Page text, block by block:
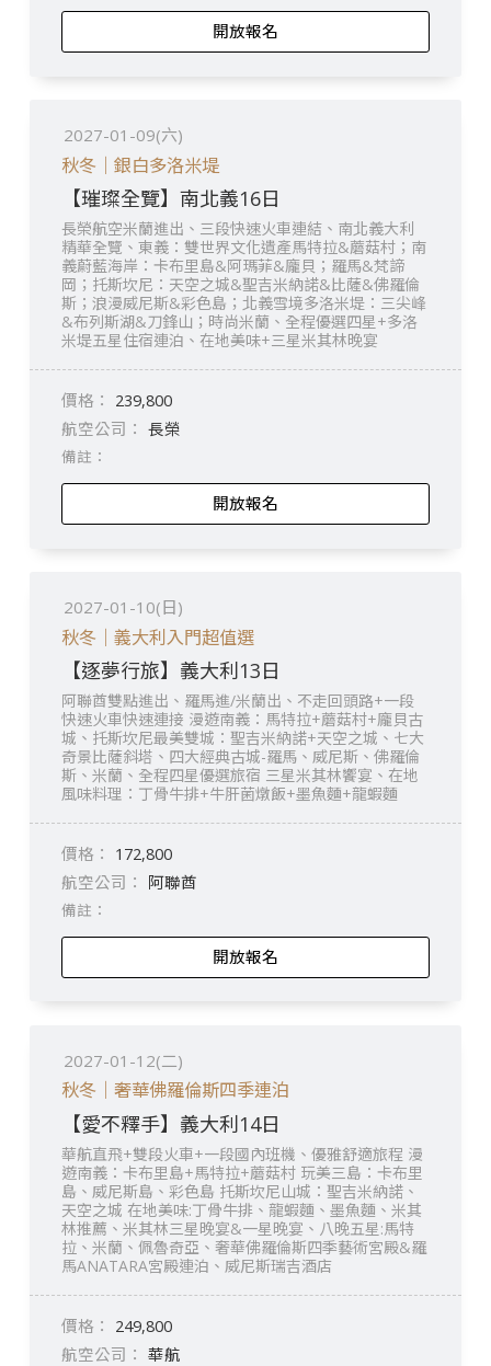
開放報名
2027-01-09(六)
秋冬｜銀白多洛米堤
【璀璨全覽】南北義16日
長榮航空米蘭進出、三段快速火車連結、南北義大利
精華全覽、東義：雙世界文化遺產馬特拉&蘑菇村；南
義蔚藍海岸：卡布里島&阿瑪菲&龐貝；羅馬&梵諦
岡；托斯坎尼：天空之城&聖吉米納諾&比薩&佛羅倫
斯；浪漫威尼斯&彩色島；北義雪境多洛米堤：三尖峰
&布列斯湖&刀鋒山；時尚米蘭、全程優選四星+多洛
米堤五星住宿連泊、在地美味+三星米其林晚宴
239,800
長榮
開放報名
2027-01-10(日)
秋冬｜義大利入門超值選
【逐夢行旅】義大利13日
阿聯酋雙點進出、羅馬進/米蘭出、不走回頭路+一段
快速火車快速連接 漫遊南義：馬特拉+蘑菇村+龐貝古
城、托斯坎尼最美雙城：聖吉米納諾+天空之城、七大
奇景比薩斜塔、四大經典古城-羅馬、威尼斯、佛羅倫
斯、米蘭、全程四星優選旅宿 三星米其林饗宴、在地
風味料理：丁骨牛排+牛肝菌燉飯+墨魚麵+龍蝦麵
172,800
阿聯酋
開放報名
2027-01-12(二)
秋冬｜奢華佛羅倫斯四季連泊
【愛不釋手】義大利14日
華航直飛+雙段火車+一段國內班機、優雅舒適旅程 漫
遊南義：卡布里島+馬特拉+蘑菇村 玩美三島：卡布里
島、威尼斯島、彩色島 托斯坎尼山城：聖吉米納諾、
天空之城 在地美味:丁骨牛排、龍蝦麵、墨魚麵、米其
林推薦、米其林三星晚宴&一星晚宴、八晚五星:馬特
拉、米蘭、佩魯奇亞、奢華佛羅倫斯四季藝術宮殿&羅
馬ANATARA宮殿連泊、威尼斯瑞吉酒店
249,800
華航